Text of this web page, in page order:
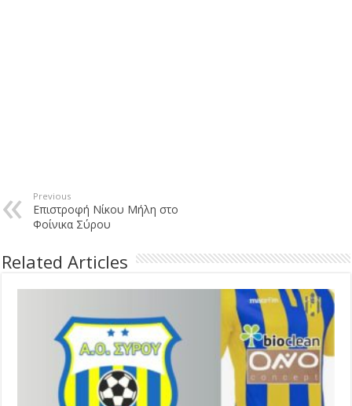
Previous
Επιστροφή Νίκου Μήλη στο
Φοίνικα Σύρου
Related Articles